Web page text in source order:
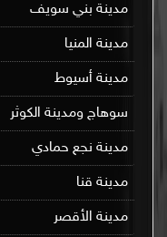
مدينة بني سويف
مدينة المنيا
مدينة أسيوط
سوهاج ومدينة الكوثر
مدينة نجع حمادي
مدينة قنا
مدينة الأقصر